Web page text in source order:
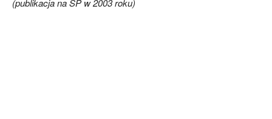
(publikacja na SP w 2003 roku)